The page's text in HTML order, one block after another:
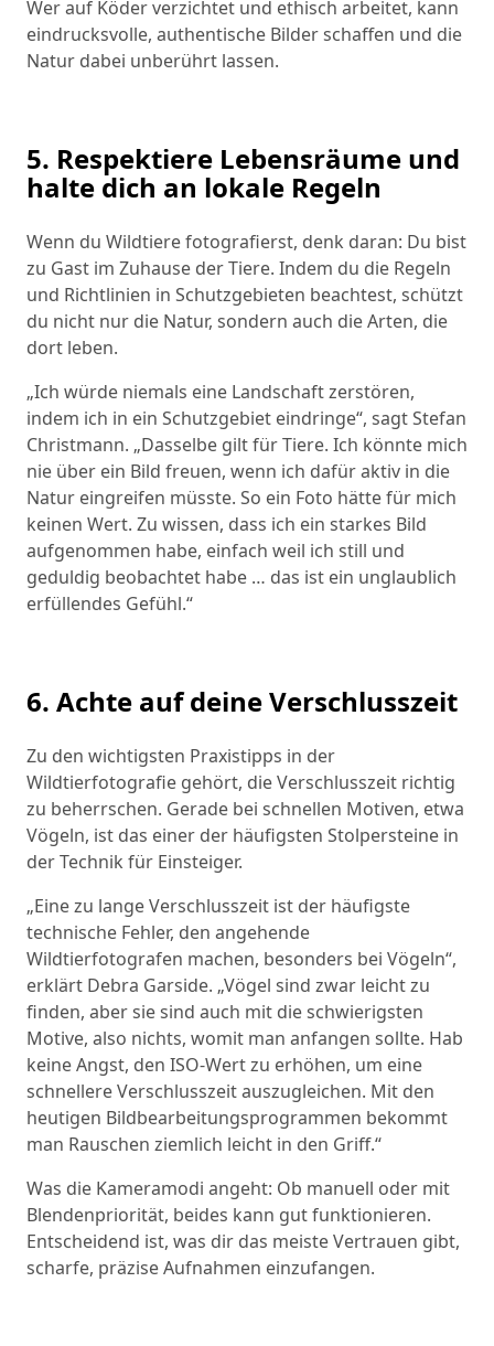
Wer auf Köder verzichtet und ethisch arbeitet, kann
eindrucksvolle, authentische Bilder schaffen und die
Natur dabei unberührt lassen.
5. Respektiere Lebensräume und
halte dich an lokale Regeln
Wenn du Wildtiere fotografierst, denk daran: Du bist
zu Gast im Zuhause der Tiere. Indem du die Regeln
und Richtlinien in Schutzgebieten beachtest, schützt
du nicht nur die Natur, sondern auch die Arten, die
dort leben.
„Ich würde niemals eine Landschaft zerstören,
indem ich in ein Schutzgebiet eindringe“, sagt Stefan
Christmann. „Dasselbe gilt für Tiere. Ich könnte mich
nie über ein Bild freuen, wenn ich dafür aktiv in die
Natur eingreifen müsste. So ein Foto hätte für mich
keinen Wert. Zu wissen, dass ich ein starkes Bild
aufgenommen habe, einfach weil ich still und
geduldig beobachtet habe … das ist ein unglaublich
erfüllendes Gefühl.“
6. Achte auf deine Verschlusszeit
Zu den wichtigsten Praxistipps in der
Wildtierfotografie gehört, die Verschlusszeit richtig
zu beherrschen. Gerade bei schnellen Motiven, etwa
Vögeln, ist das einer der häufigsten Stolpersteine in
der Technik für Einsteiger.
„Eine zu lange Verschlusszeit ist der häufigste
technische Fehler, den angehende
Wildtierfotografen machen, besonders bei Vögeln“,
erklärt Debra Garside. „Vögel sind zwar leicht zu
finden, aber sie sind auch mit die schwierigsten
Motive, also nichts, womit man anfangen sollte. Hab
keine Angst, den ISO-Wert zu erhöhen, um eine
schnellere Verschlusszeit auszugleichen. Mit den
heutigen Bildbearbeitungsprogrammen bekommt
man Rauschen ziemlich leicht in den Griff.“
Was die Kameramodi angeht: Ob manuell oder mit
Blendenpriorität, beides kann gut funktionieren.
Entscheidend ist, was dir das meiste Vertrauen gibt,
scharfe, präzise Aufnahmen einzufangen.